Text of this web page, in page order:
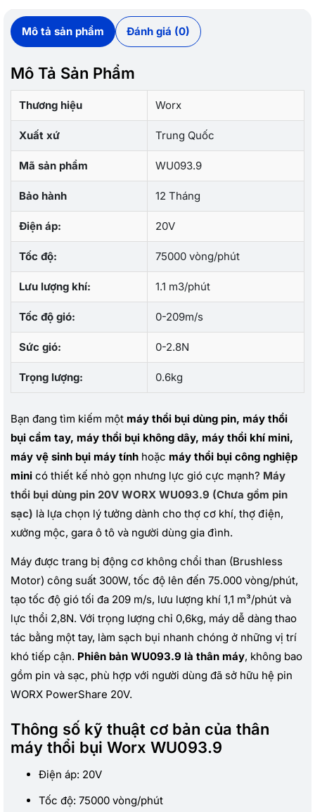
Mô tả sản phẩm Đánh giá (0)
Mô Tả Sản Phẩm
Thương hiệu Worx
Xuất xứ Trung Quốc
Mã sản phẩm WU093.9
Bảo hành 12 Tháng
Điện áp: 20V
Tốc độ: 75000 vòng/phút
Lưu lượng khí: 1.1 m3/phút
Tốc độ gió: 0-209m/s
Sức gió: 0-2.8N
Trọng lượng: 0.6kg
Bạn đang tìm kiếm một máy thổi bụi dùng pin, máy thổi
bụi cầm tay, máy thổi bụi không dây, máy thổi khí mini,
máy vệ sinh bụi máy tính hoặc máy thổi bụi công nghiệp
mini có thiết kế nhỏ gọn nhưng lực gió cực mạnh? Máy
thổi bụi dùng pin 20V WORX WU093.9 (Chưa gồm pin
sạc) là lựa chọn lý tưởng dành cho thợ cơ khí, thợ điện,
xưởng mộc, gara ô tô và người dùng gia đình.
Máy được trang bị động cơ không chổi than (Brushless
Motor) công suất 300W, tốc độ lên đến 75.000 vòng/phút,
tạo tốc độ gió tối đa 209 m/s, lưu lượng khí 1,1 m³/phút và
lực thổi 2,8N. Với trọng lượng chỉ 0,6kg, máy dễ dàng thao
tác bằng một tay, làm sạch bụi nhanh chóng ở những vị trí
khó tiếp cận. Phiên bản WU093.9 là thân máy, không bao
gồm pin và sạc, phù hợp với người dùng đã sở hữu hệ pin
WORX PowerShare 20V.
Thông số kỹ thuật cơ bản của thân
máy thổi bụi Worx WU093.9
Điện áp: 20V
Tốc độ: 75000 vòng/phút